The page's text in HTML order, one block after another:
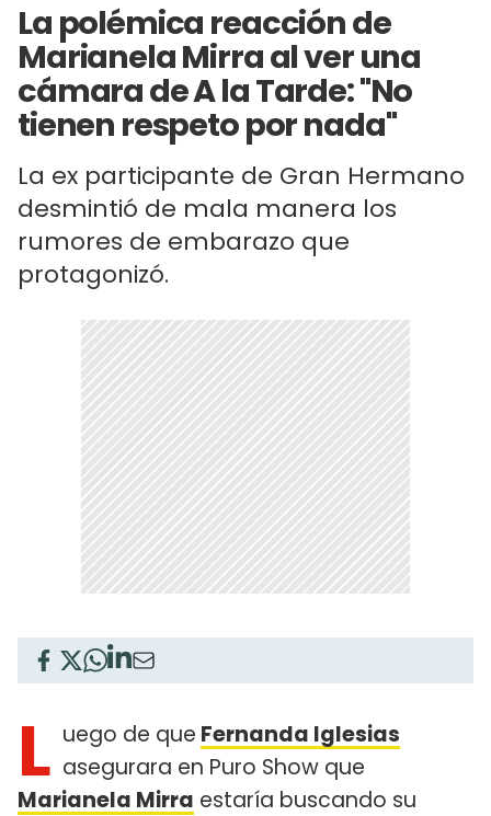
La polémica reacción de
Marianela Mirra al ver una
cámara de A la Tarde: "No
tienen respeto por nada"
La ex participante de Gran Hermano
desmintió de mala manera los
rumores de embarazo que
protagonizó.
L uego de que Fernanda Iglesias
asegurara en Puro Show que
Marianela Mirra estaría buscando su